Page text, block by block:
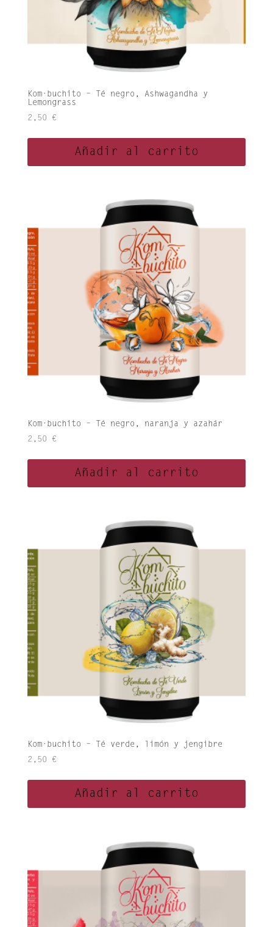
Kom·buchito – Té negro, Ashwagandha y
Lemongrass
2,50 €
Añadir al carrito
Kom·buchito – Té negro, naranja y azahár
2,50 €
Añadir al carrito
Kom·buchito – Té verde, limón y jengibre
2,50 €
Añadir al carrito